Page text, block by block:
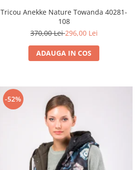
Tricou Anekke Nature Towanda 40281-
108
370,00 Lei296,00 Lei
ADAUGA IN COS
-52%